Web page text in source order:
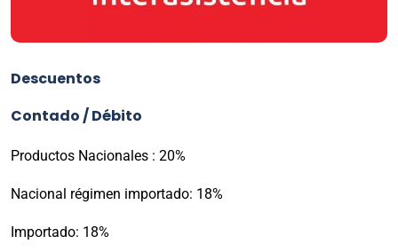
Descuentos
Contado / Débito
Productos Nacionales : 20%
Nacional régimen importado: 18%
Importado: 18%